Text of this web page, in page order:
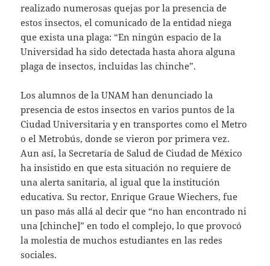
realizado numerosas quejas por la presencia de
estos insectos, el comunicado de la entidad niega
que exista una plaga: “En ningún espacio de la
Universidad ha sido detectada hasta ahora alguna
plaga de insectos, incluidas las chinche”.
Los alumnos de la UNAM han denunciado la
presencia de estos insectos en varios puntos de la
Ciudad Universitaria y en transportes como el Metro
o el Metrobús, donde se vieron por primera vez.
Aun así, la Secretaría de Salud de Ciudad de México
ha insistido en que esta situación no requiere de
una alerta sanitaria, al igual que la institución
educativa. Su rector, Enrique Graue Wiechers, fue
un paso más allá al decir que “no han encontrado ni
una [chinche]” en todo el complejo, lo que provocó
la molestia de muchos estudiantes en las redes
sociales.